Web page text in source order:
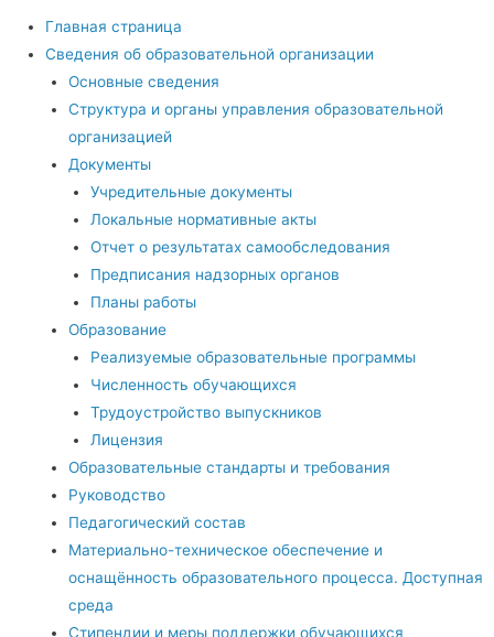
Главная страница
Сведения об образовательной организации
Основные сведения
Структура и органы управления образовательной
организацией
Документы
Учредительные документы
Локальные нормативные акты
Отчет о результатах самообследования
Предписания надзорных органов
Планы работы
Образование
Реализуемые образовательные программы
Численность обучающихся
Трудоустройство выпускников
Лицензия
Образовательные стандарты и требования
Руководство
Педагогический состав
Материально-техническое обеспечение и
оснащённость образовательного процесса. Доступная
среда
Стипендии и меры поддержки обучающихся